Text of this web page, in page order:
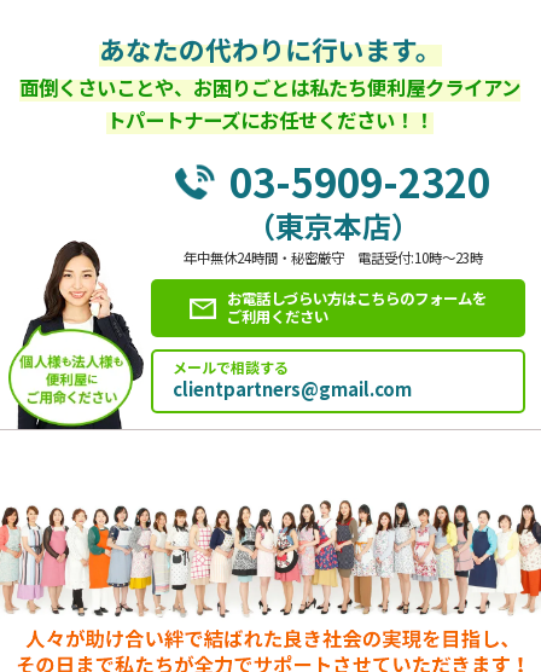
あなたの代わりに行います。
面倒くさいことや、お困りごとは私たち便利屋クライアン
トパートナーズにお任せください！！
03-5909-2320
（東京本店）
年中無休24時間・秘密厳守 電話受付:10時～23時
お電話しづらい方はこちらのフォームを
ご利用ください
メールで相談する
clientpartners@gmail.com